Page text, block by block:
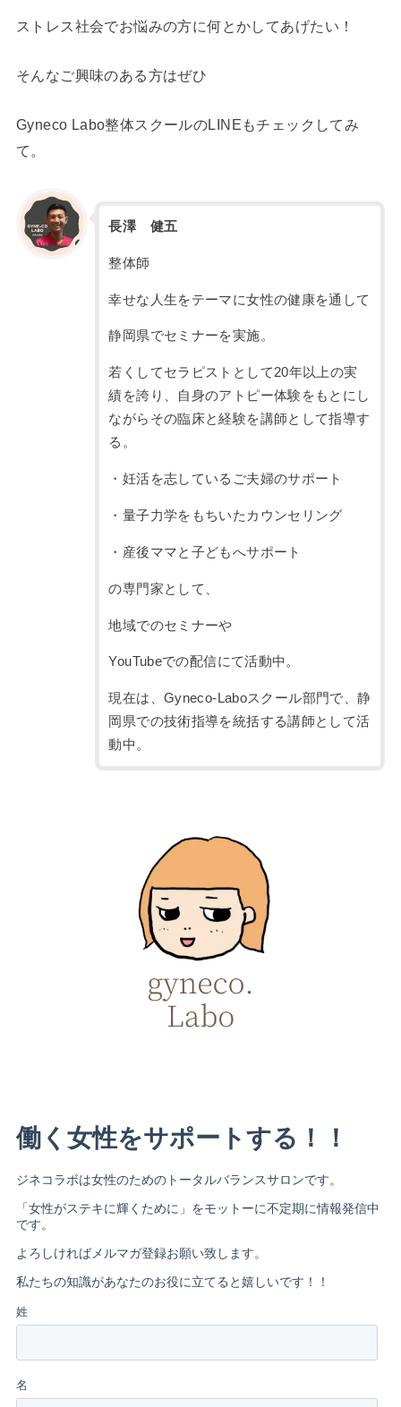
ストレス社会でお悩みの方に何とかしてあげたい！
そんなご興味のある方はぜひ
Gyneco Labo整体スクールのLINEもチェックしてみ
て。
長澤 健五
整体師
幸せな人生をテーマに女性の健康を通して
静岡県でセミナーを実施。
若くしてセラピストとして20年以上の実
績を誇り、自身のアトピー体験をもとにし
ながらその臨床と経験を講師として指導す
る。
・妊活を志しているご夫婦のサポート
・量子力学をもちいたカウンセリング
・産後ママと子どもへサポート
の専門家として、
地域でのセミナーや
YouTubeでの配信にて活動中。
現在は、Gyneco-Laboスクール部門で、静
岡県での技術指導を統括する講師として活
動中。